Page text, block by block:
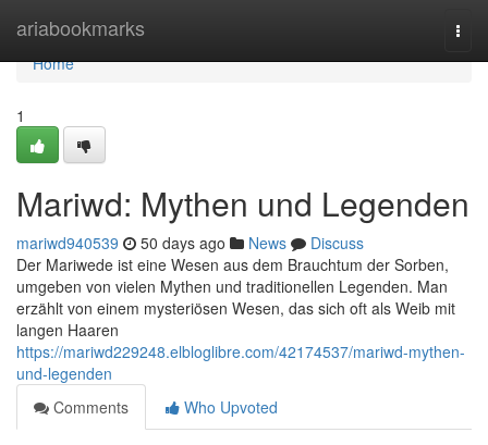
ariabookmarks
Home
Home
1
Mariwd: Mythen und Legenden
mariwd940539 50 days ago News
Discuss
Der Mariwede ist eine Wesen aus dem Brauchtum der Sorben,
umgeben von vielen Mythen und traditionellen Legenden. Man
erzählt von einem mysteriösen Wesen, das sich oft als Weib mit
langen Haaren
https://mariwd229248.elbloglibre.com/42174537/mariwd-mythen-
und-legenden
Comments
Who Upvoted